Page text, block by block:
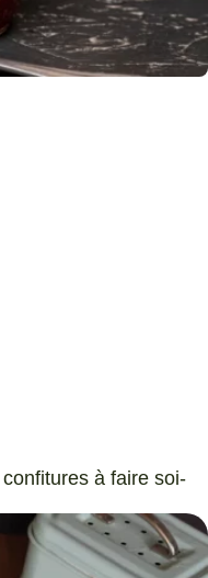
à faire soi-